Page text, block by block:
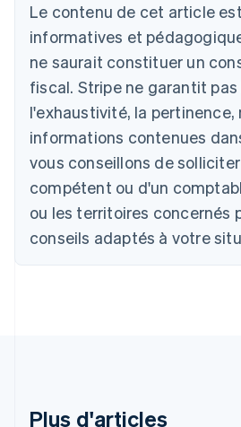
Le contenu de cet article
informatives et
ne saurait constituer un
fiscal. Stripe ne garantit
l'exhaustivité, la
informations contenues
vous conseillons de
compétent ou d'un
ou les territoires concernés
conseils adaptés à votre
Plus d'articles
Autriche
DeutschEnglish
Belgique
Nederlands FrançaisDeutsch English
Brésil
PortuguêsEnglish
English
Canada
English Français
Chine continentale
简体中文English
Chypre
Croatie
Estonie